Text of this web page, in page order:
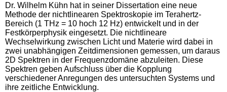
Dr. Wilhelm Kühn hat in seiner Dissertation eine neue
Methode der nichtlinearen Spektroskopie im Terahertz-
Bereich (1 THz = 10 hoch 12 Hz) entwickelt und in der
Festkörperphysik eingesetzt. Die nichtlineare
Wechselwirkung zwischen Licht und Materie wird dabei in
zwei unabhängigen Zeitdimensionen gemessen, um daraus
2D Spektren in der Frequenzdomäne abzuleiten. Diese
Spektren geben Aufschluss über die Kopplung
verschiedener Anregungen des untersuchten Systems und
ihre zeitliche Entwicklung.